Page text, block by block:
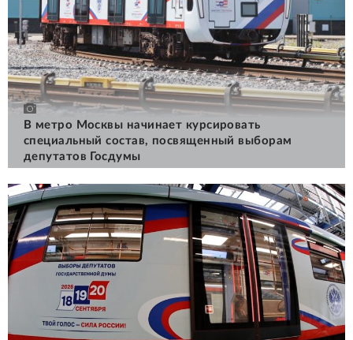
В метро Москвы начинает курсировать
специальный состав, посвященный выборам
депутатов Госдумы